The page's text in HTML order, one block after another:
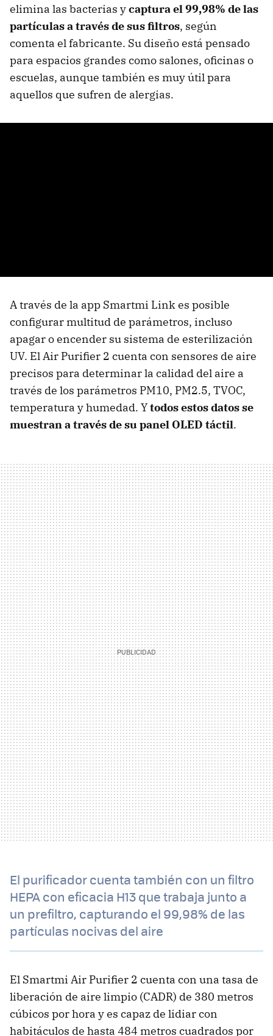
elimina las bacterias ycaptura el 99,98% de las
partículas a través de sus filtros, según
comenta el fabricante. Su diseño está pensado
para espacios grandes como salones, oficinas o
escuelas, aunque también es muy útil para
aquellos que sufren de alergias.
A través de la app Smartmi Link es posible
configurar multitud de parámetros, incluso
apagar o encender su sistema de esterilización
UV. El Air Purifier 2 cuenta con sensores de aire
precisos para determinar la calidad del aire a
través de los parámetros PM10, PM2.5, TVOC,
temperatura y humedad. Ytodos estos datos se
muestran a través de su panel OLED táctil.
El purificador cuenta también con un filtro
HEPA con eficacia H13 que trabaja junto a
un prefiltro, capturando el 99,98% de las
partículas nocivas del aire
El Smartmi Air Purifier 2 cuenta con una tasa de
liberación de aire limpio (CADR) de 380 metros
cúbicos por hora y es capaz de lidiar con
habitáculos de hasta 484 metros cuadrados por